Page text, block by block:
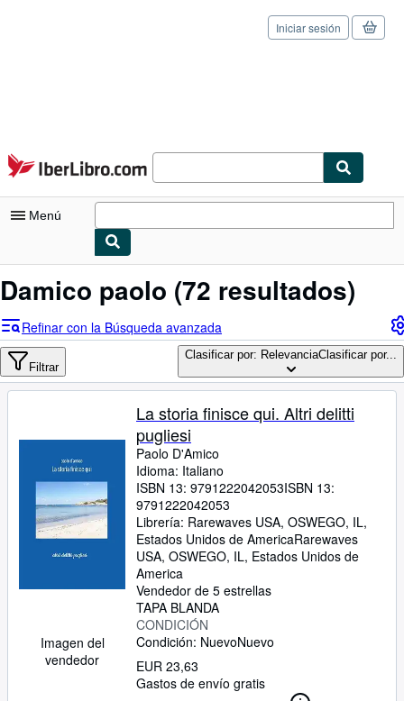
Pasar al contenido principal
IberLibro.com
Iniciar sesión
Menú
Mi cuenta
Consultar mis pedidos
Cerrar sesión
Búsqueda avanzada
Libros antiguos
Arte y coleccionismo
Vendedores
Comenzar a vender
CERRAR
Damico paolo (72 resultados)
Refinar con la Búsqueda avanzada
Filtrar
Clasificar por: RelevanciaClasificar por...
Imagen del
vendedor
La storia finisce qui. Altri delitti
pugliesi
Paolo D'Amico
Idioma: Italiano
ISBN 13: 9791222042053ISBN 13:
9791222042053
Librería: Rarewaves USA, OSWEGO, IL,
Estados Unidos de AmericaRarewaves
USA, OSWEGO, IL, Estados Unidos de
America
Vendedor de 5 estrellas
TAPA BLANDA
CONDICIÓN
Condición: NuevoNuevo
EUR 23,63
Gastos de envío gratis